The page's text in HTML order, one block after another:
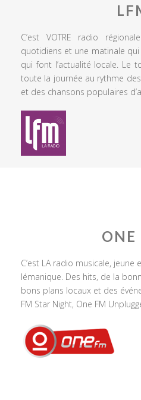
C’est VOTRE radio
quotidiens et une matinale
qui font l’actualité locale. Le
toute la journée au rythme
et des chansons populaires
ONE
C’est LA radio musicale, jeune
lémanique. Des hits, de la
bons plans locaux et des
FM Star Night, One FM